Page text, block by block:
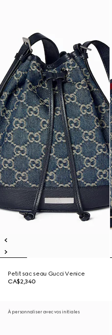
Petit sac seau Gucci Venice
CA$2,340
À personnaliser avec vos initiales